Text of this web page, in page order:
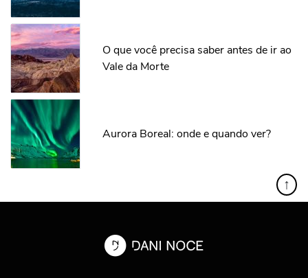
O que você precisa saber antes de ir ao
Vale da Morte
Aurora Boreal: onde e quando ver?
↑